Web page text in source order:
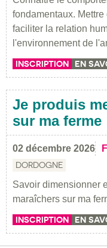
fondamentaux.
faciliter la relation
l'environnement de
INSCRIPTION EN
Je produis
sur ma ferme
02 décembre 2026
DORDOGNE
Savoir dimensionner
maraîchers sur ma
INSCRIPTION EN